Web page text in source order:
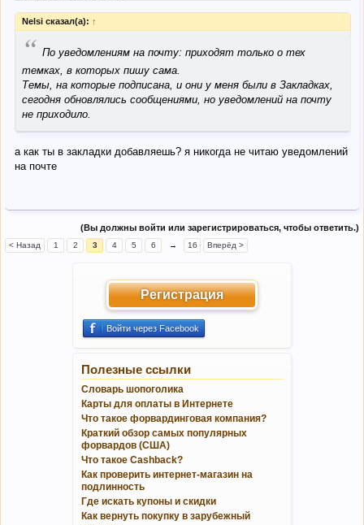
Nelsi сказал(а): ↑
“ По уведомлениям на почту: приходят только о тех
темках, в которых пишу сама.
Темы, на которые подписана, и они у меня были в Закладках,
сегодня обновлялись сообщениями, но уведомлений на почту
не приходило.
а как ты в закладки добавляешь? я никогда не читаю уведомлений
на почте
(Вы должны войти или зарегистрироваться, чтобы ответить.)
< Назад 1 2 3 4 5 6 → 16 Вперёд >
Регистрация
Войти через Facebook
Полезные ссылки
Словарь шопоголика
Карты для оплаты в Интернете
Что такое форвардинговая компания?
Краткий обзор самых популярных
форвардов (США)
Что такое Cashback?
Как проверить интернет-магазин на
подлинность
Где искать купоны и скидки
Как вернуть покупку в зарубежный